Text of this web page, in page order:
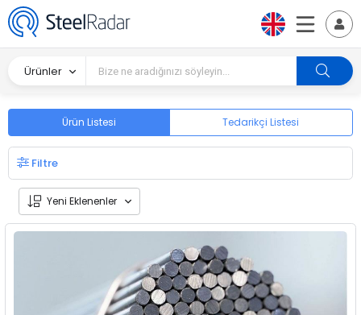
Ürünler
Ürün Listesi Tedarikçi Listesi
Filtre
Yeni Eklenenler